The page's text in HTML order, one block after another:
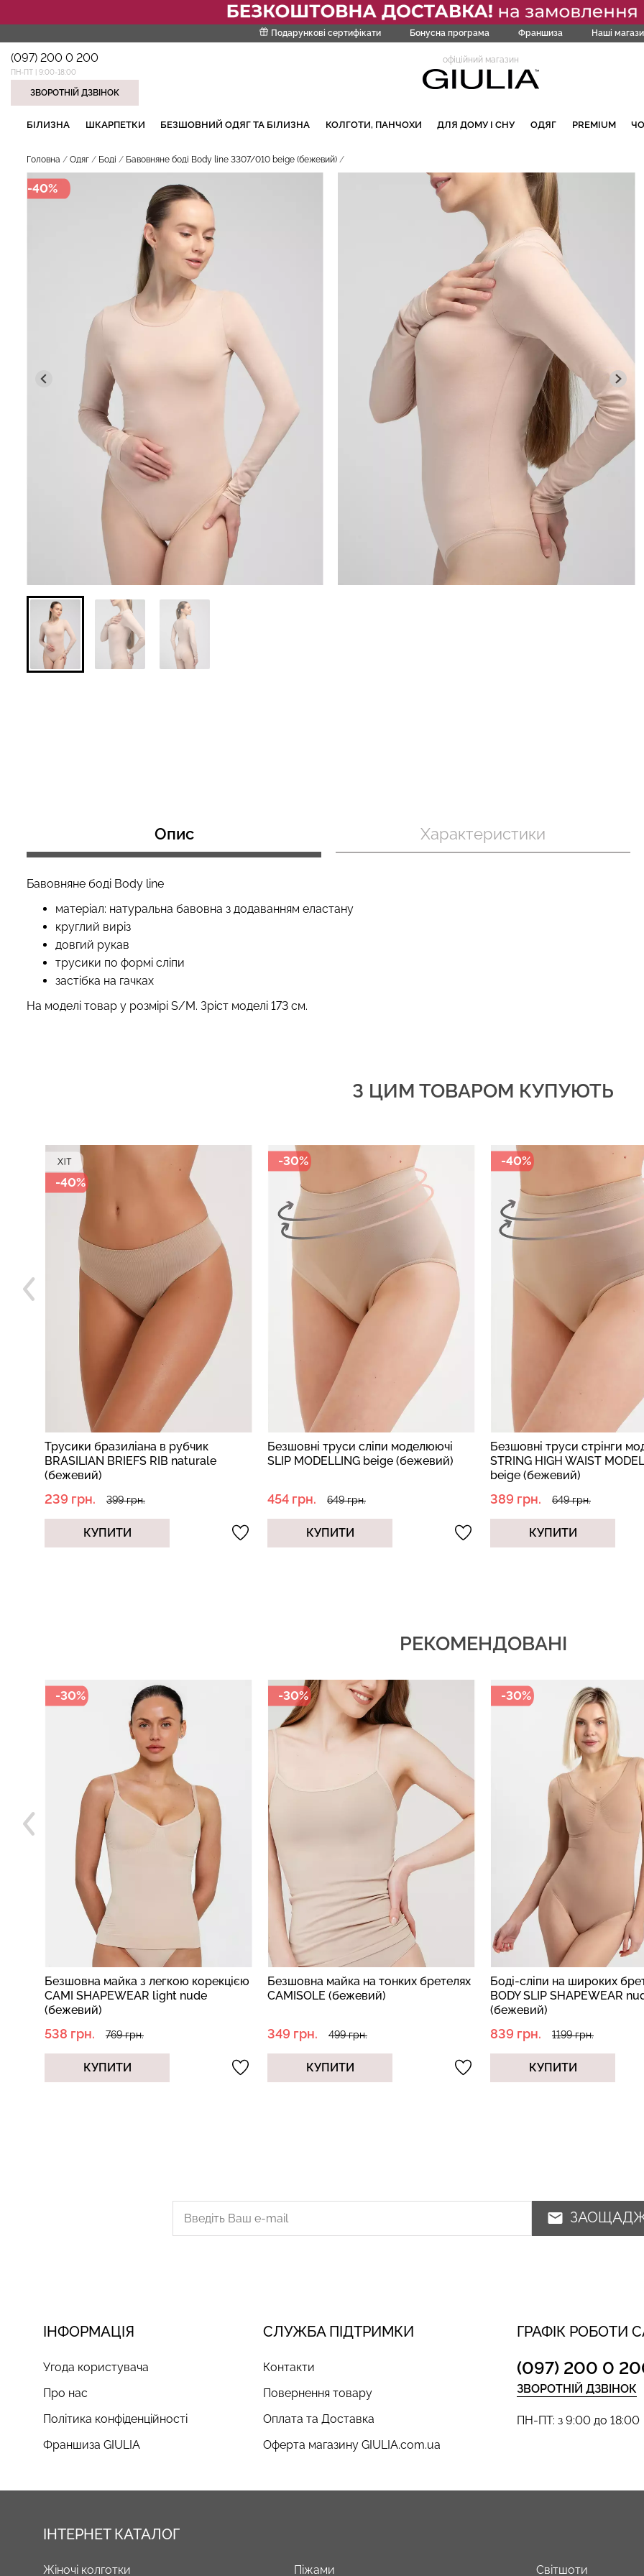
Подарункові сертифікати Бонусна програма Франшиза Наші
(097) 200 0 200
ПН-ПТ | 9:00-18:00
ЗВОРОТНІЙ ДЗВІНОК
офіційний магазин
БІЛИЗНА ШКАРПЕТКИ БЕЗШОВНИЙ ОДЯГ ТА БІЛИЗНА КОЛГОТИ, ПАНЧОХИ ДЛЯ ДОМУ І СНУ ОДЯГ PREMIUM
Головна Одяг Боді Бавовняне боді Body line 3307/010 beige (бежевий)
-40%
Опис Характеристики
Бавовняне боді Body line
матеріал: натуральна бавовна з додаванням еластану
круглий виріз
довгий рукав
трусики по формі сліпи
застібка на гачках
На моделі товар у розмірі S/M. Зріст моделі 173 см.
З ЦИМ ТОВАРОМ КУПУЮТЬ
-40%
Трусики бразиліана в рубчик
BRASILIAN BRIEFS RIB naturale
(бежевий)
239 грн. 399 грн.
КУПИТИ
-30%
Безшовні труси сліпи моделюючі
SLIP MODELLING beige (бежевий)
454 грн. 649 грн.
КУПИТИ
-40%
Безшовні труси стрінги
STRING HIGH WAIST
beige (бежевий)
389 грн. 649 грн.
КУПИТИ
РЕКОМЕНДОВАНІ
-30%
Безшовна майка з легкою корекцією
CAMI SHAPEWEAR light nude
(бежевий)
538 грн. 769 грн.
КУПИТИ
-30%
Безшовна майка на тонких бретелях
CAMISOLE (бежевий)
349 грн. 499 грн.
КУПИТИ
-30%
Боді-сліпи на широких
BODY SLIP SHAPEWEAR
(бежевий)
839 грн. 1199 грн.
КУПИТИ
ІНФОРМАЦІЯ
Угода користувача
Про нас
Політика конфіденційності
Франшиза GIULIA
СЛУЖБА ПІДТРИМКИ
Контакти
Повернення товару
Оплата та Доставка
Оферта магазину GIULIA.com.ua
ГРАФІК РОБОТИ
(097) 200 0
ЗВОРОТНІЙ ДЗВІНОК
ПН-ПТ: з 9:00 до 18:00
ІНТЕРНЕТ КАТАЛОГ
Жіночі колготки Піжами Світшоти
НАШІ ТРЕНДОВІ ТОВАРИ
Безшовні легінси з
мікрофібри LEGGINGS 02
(чорний) Giulia
552 грн.789 грн.
Велосипедки з високою
талією TRACKS 01 (чорний)
384 грн. 549 грн.
Безшовні легінси LEGGINGS
(чорний) Giulia
482 грн.
Безшовні
легкою
Giulia
258 грн.
369
SHAPE